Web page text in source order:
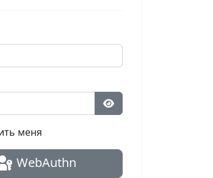
Показать пароль
меня
WebAuthn